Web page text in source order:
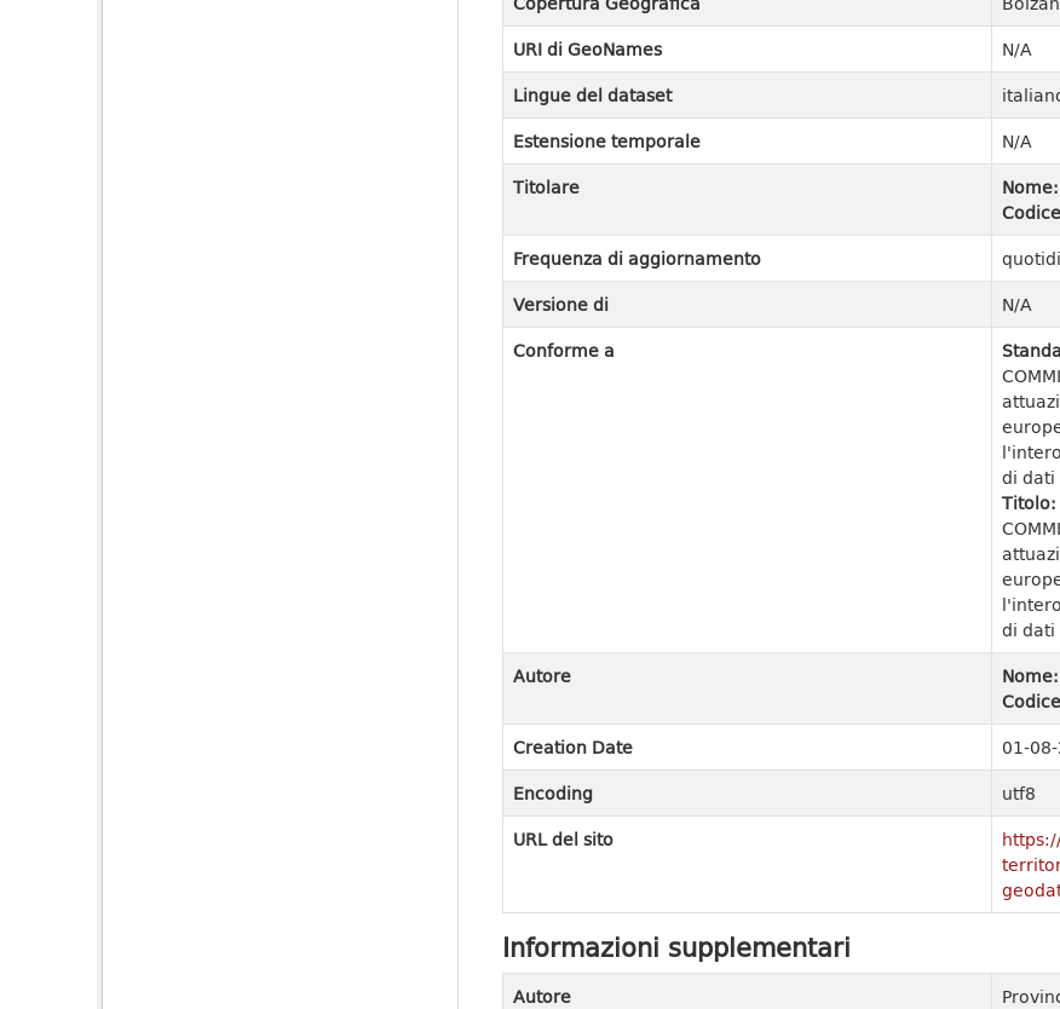
URI di GeoNames
N/A
Lingue del dataset
Estensione temporale
N/A
Titolare
Nome:
Frequenza di aggiornamento
Versione di
N/A
Conforme a
di
Titolo:
di
Autore
Nome:
Creation Date
01-
Encoding
utf8
URL del sito
Informazioni supplementari
Autore